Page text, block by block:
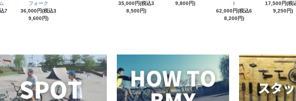
7
フォーク
36,000円(税込3
9,600円)
35,000円(税込3
8,500円)
9,800円)
ト
62,000円(税込6
8,200円)
17,500円(税
9,250円)